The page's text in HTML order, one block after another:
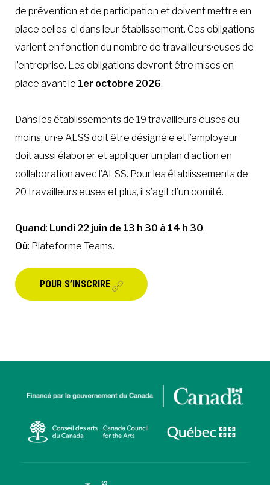
de prévention et de participation et doivent mettre en
place celles-ci dans leur établissement. Ces obligations
varient en fonction du nombre de travailleurs·euses de
l’entreprise. Les obligations devront être mises en
place avant le 1er octobre 2026.
Dans les établissements de 19 travailleurs·euses ou
moins, un·e ALSS doit être désigné·e et l’employeur
doit aussi élaborer et appliquer un plan d’action en
collaboration avec l’ALSS. Pour les établissements de
20 travailleurs·euses et plus, il s’agit d’un comité.
Quand: Lundi 22 juin de 13 h 30 à 14 h 30.
Où: Plateforme Teams.
POUR S’INSCRIRE